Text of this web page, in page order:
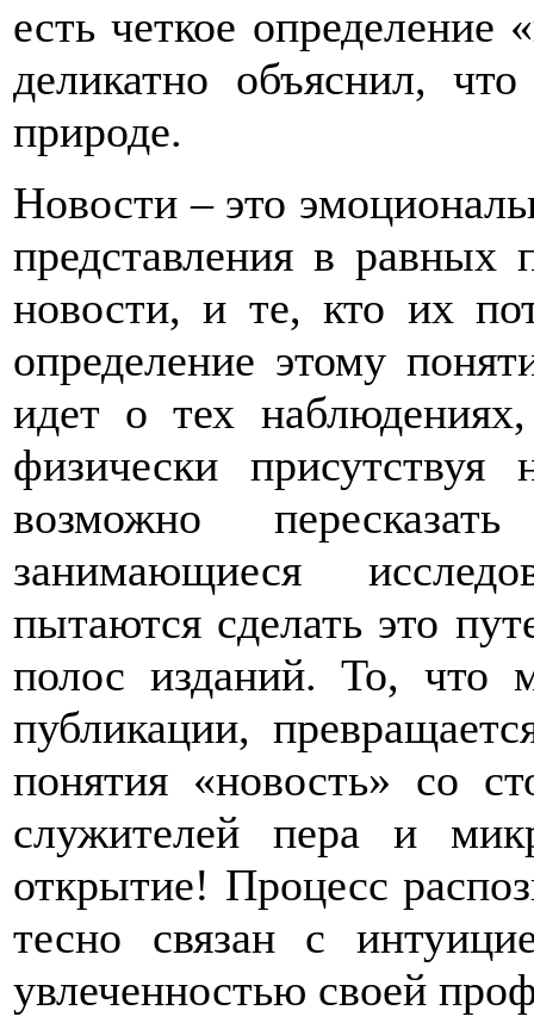
есть четкое определение
деликатно объяснил,
природе.
Новости – это
представления в равных
новости, и те, кто их
определение этому
идет о тех
физически
возможно
занимающиеся
пытаются сделать это
полос изданий. То, что
публикации,
понятия «новость» со
служителей пера и
открытие! Процесс
тесно связан с
увлеченностью своей